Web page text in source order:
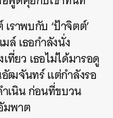
ราพบกับ ‘ป้าจิตต์’
ล์ เธอกำลังนั่ง
ยว เธอไม่ได้มารอดู
ฒจันทร์ แต่กำลังรอ
เนิน ก่อนที่ขบวน
มพาต